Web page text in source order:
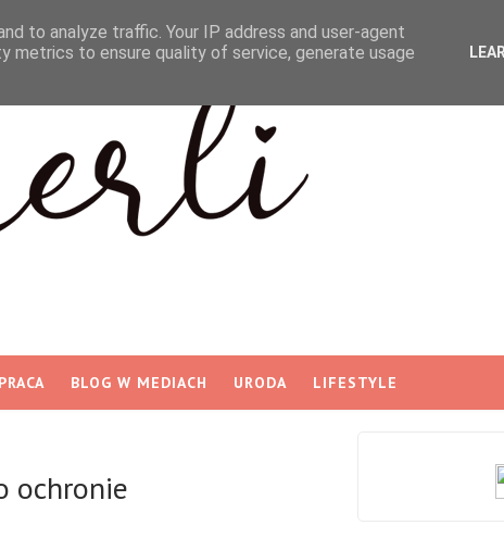
BLOG W MEDIACH URODA LIFESTYLE
ochronie
to analyze traffic. Your IP address and user-agent
metrics to ensure quality of service, generate usage